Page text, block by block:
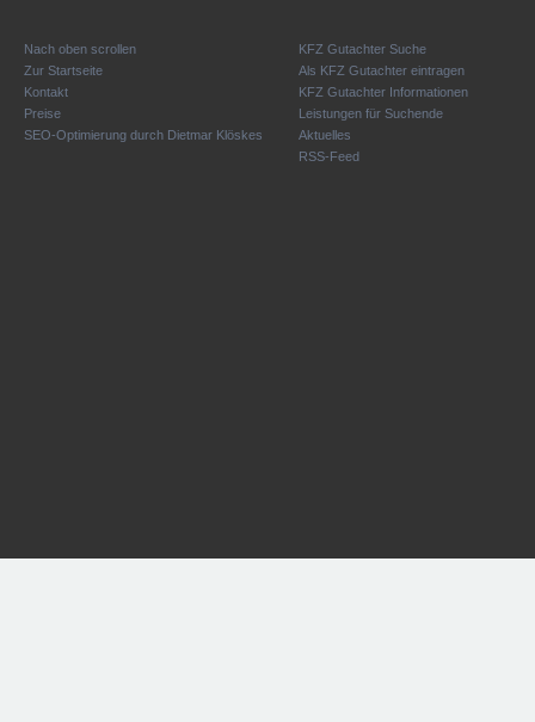
Nach oben scrollen
Zur Startseite
Kontakt
Preise
SEO-Optimierung durch Dietmar Klöskes
KFZ Gutachter Suche
Als KFZ Gutachter eintragen
KFZ Gutachter Informationen
Leistungen für Suchende
Aktuelles
RSS-Feed